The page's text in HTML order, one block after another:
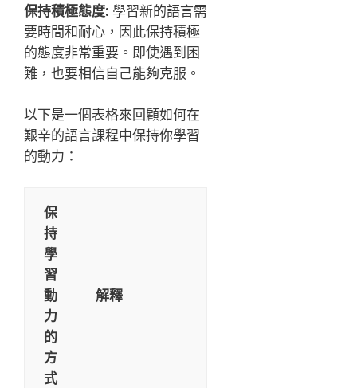
保持積極態度: 學習新的語言需
要時間和耐心，因此保持積極
的態度非常重要。即使遇到困
難，也要相信自己能夠克服。
以下是一個表格來回顧如何在
艱辛的語言課程中保持你學習
的動力：
保
持
學
習
動
力
的
方
式
解釋